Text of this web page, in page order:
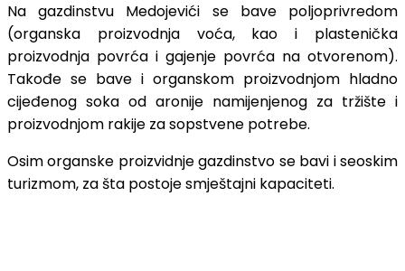
Na gazdinstvu Medojevići se bave poljoprivredom
(organska proizvodnja voća, kao i plastenička
proizvodnja povrća i gajenje povrća na otvorenom).
Takođe se bave i organskom proizvodnjom hladno
cijeđenog soka od aronije namijenjenog za tržište i
proizvodnjom rakije za sopstvene potrebe.
Osim organske proizvidnje gazdinstvo se bavi i seoskim
turizmom, za šta postoje smještajni kapaciteti.